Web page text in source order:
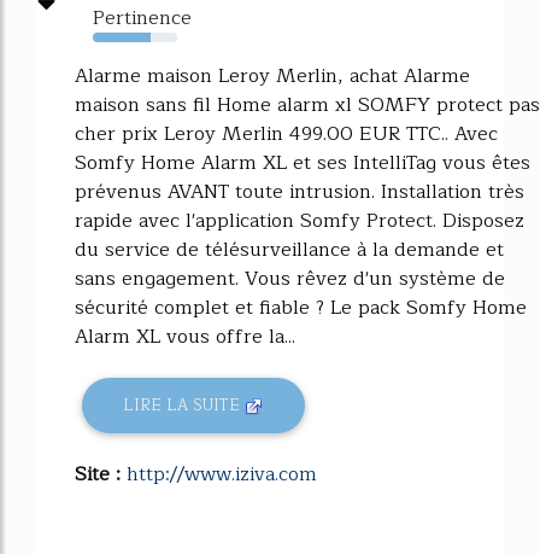
Pertinence
68%
Alarme maison Leroy Merlin, achat Alarme
maison sans fil Home alarm xl SOMFY protect pas
cher prix Leroy Merlin 499.00 EUR TTC.. Avec
Somfy Home Alarm XL et ses IntelliTag vous êtes
prévenus AVANT toute intrusion. Installation très
rapide avec l'application Somfy Protect. Disposez
du service de télésurveillance à la demande et
sans engagement. Vous rêvez d'un système de
sécurité complet et fiable ? Le pack Somfy Home
Alarm XL vous offre la...
LIRE LA SUITE
Site :http://www.iziva.com